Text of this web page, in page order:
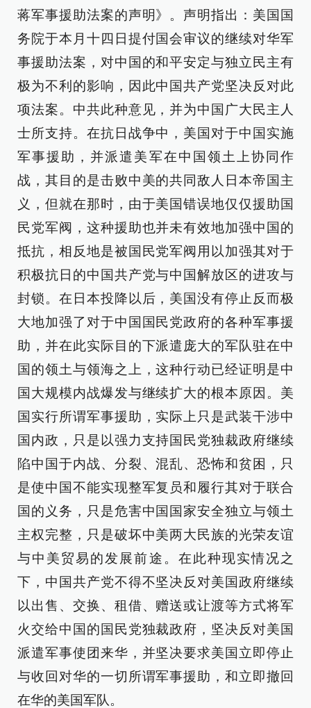
蒋军事援助法案的声明》。声明指出：美国国
务院于本月十四日提付国会审议的继续对华军
事援助法案，对中国的和平安定与独立民主有
极为不利的影响，因此中国共产党坚决反对此
项法案。中共此种意见，并为中国广大民主人
士所支持。在抗日战争中，美国对于中国实施
军事援助，并派遣美军在中国领土上协同作
战，其目的是击败中美的共同敌人日本帝国主
义，但就在那时，由于美国错误地仅仅援助国
民党军阀，这种援助也并未有效地加强中国的
抵抗，相反地是被国民党军阀用以加强其对于
积极抗日的中国共产党与中国解放区的进攻与
封锁。在日本投降以后，美国没有停止反而极
大地加强了对于中国国民党政府的各种军事援
助，并在此实际目的下派遣庞大的军队驻在中
国的领土与领海之上，这种行动已经证明是中
国大规模内战爆发与继续扩大的根本原因。美
国实行所谓军事援助，实际上只是武装干涉中
国内政，只是以强力支持国民党独裁政府继续
陷中国于内战、分裂、混乱、恐怖和贫困，只
是使中国不能实现整军复员和履行其对于联合
国的义务，只是危害中国国家安全独立与领土
主权完整，只是破坏中美两大民族的光荣友谊
与中美贸易的发展前途。在此种现实情况之
下，中国共产党不得不坚决反对美国政府继续
以出售、交换、租借、赠送或让渡等方式将军
火交给中国的国民党独裁政府，坚决反对美国
派遣军事使团来华，并坚决要求美国立即停止
与收回对华的一切所谓军事援助，和立即撤回
在华的美国军队。